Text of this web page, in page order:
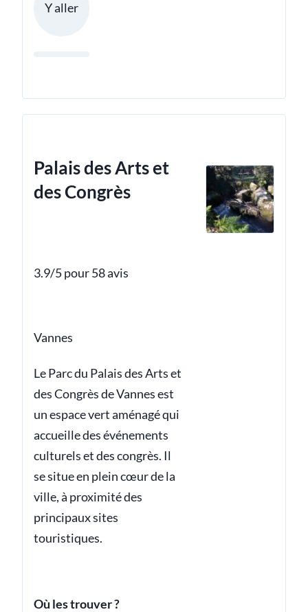
Y aller
Palais des Arts et
des Congrès
3.9/5 pour 58 avis
Vannes
Le Parc du Palais des Arts et
des Congrès de Vannes est
un espace vert aménagé qui
accueille des événements
culturels et des congrès. Il
se situe en plein cœur de la
ville, à proximité des
principaux sites
touristiques.
Où les trouver ?